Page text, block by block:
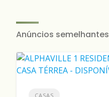
Anúncios semelhantes
CASAS